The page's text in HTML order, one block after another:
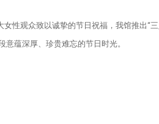
女性观众致以诚挚的节日祝福，我馆推出
蕴深厚、珍贵难忘的节日时光。